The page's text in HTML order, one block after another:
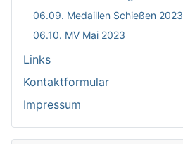
06.09. Medaillen Schießen 2023
06.10. MV Mai 2023
Links
Kontaktformular
Impressum